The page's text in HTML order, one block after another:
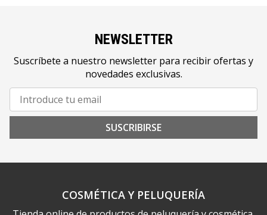
NEWSLETTER
Suscríbete a nuestro newsletter para recibir ofertas y
novedades exclusivas.
SUSCRIBIRSE
COSMÉTICA Y PELUQUERÍA